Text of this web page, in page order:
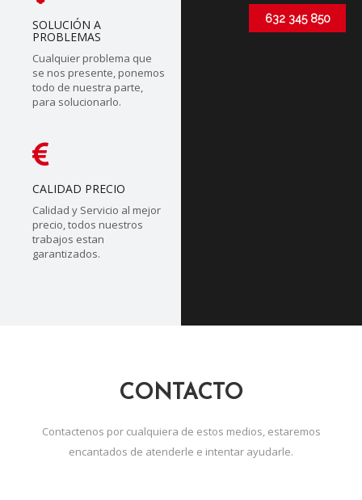
SOLUCIÓN A
PROBLEMAS
Cualquier problema que
se nos presente, ponemos
todo de nuestra parte,
para solucionarlo.
CALIDAD PRECIO
Calidad y Servicio al mejor
precio, todos nuestros
trabajos estan
garantizados.
632 345 850
CONTACTO
Contactenos por cualquiera de estos medios, estaremos
encantados de atenderle e intentar ayudarle.